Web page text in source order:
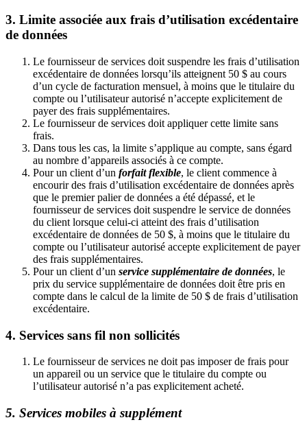
3. Limite associée aux frais d’utilisation excédentaire
de données
Le fournisseur de services doit suspendre les frais d’utilisation
excédentaire de données lorsqu’ils atteignent 50 $ au cours
d’un cycle de facturation mensuel, à moins que le titulaire du
compte ou l’utilisateur autorisé n’accepte explicitement de
payer des frais supplémentaires.
Le fournisseur de services doit appliquer cette limite sans
frais.
Dans tous les cas, la limite s’applique au compte, sans égard
au nombre d’appareils associés à ce compte.
Pour un client d’un forfait flexible, le client commence à
encourir des frais d’utilisation excédentaire de données après
que le premier palier de données a été dépassé, et le
fournisseur de services doit suspendre le service de données
du client lorsque celui‑ci atteint des frais d’utilisation
excédentaire de données de 50 $, à moins que le titulaire du
compte ou l’utilisateur autorisé accepte explicitement de payer
des frais supplémentaires.
Pour un client d’un service supplémentaire de données, le
prix du service supplémentaire de données doit être pris en
compte dans le calcul de la limite de 50 $ de frais d’utilisation
excédentaire.
4. Services sans fil non sollicités
Le fournisseur de services ne doit pas imposer de frais pour
un appareil ou un service que le titulaire du compte ou
l’utilisateur autorisé n’a pas explicitement acheté.
5. Services mobiles à supplément